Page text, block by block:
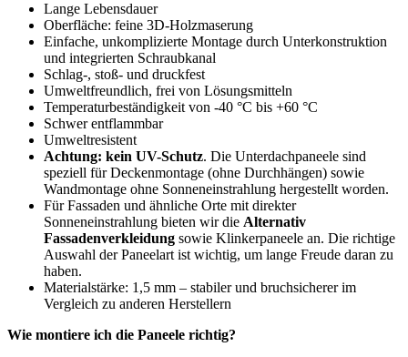
Lange Lebensdauer
Oberfläche: feine 3D-Holzmaserung
Einfache, unkomplizierte Montage durch Unterkonstruktion
und integrierten Schraubkanal
Schlag-, stoß- und druckfest
Umweltfreundlich, frei von Lösungsmitteln
Temperaturbeständigkeit von -40 °C bis +60 °C
Schwer entflammbar
Umweltresistent
Achtung: kein UV-Schutz. Die Unterdachpaneele sind
speziell für Deckenmontage (ohne Durchhängen) sowie
Wandmontage ohne Sonneneinstrahlung hergestellt worden.
Für Fassaden und ähnliche Orte mit direkter
Sonneneinstrahlung bieten wir die Alternativ
Fassadenverkleidung sowie Klinkerpaneele an. Die richtige
Auswahl der Paneelart ist wichtig, um lange Freude daran zu
haben.
Materialstärke: 1,5 mm – stabiler und bruchsicherer im
Vergleich zu anderen Herstellern
Wie montiere ich die Paneele richtig?